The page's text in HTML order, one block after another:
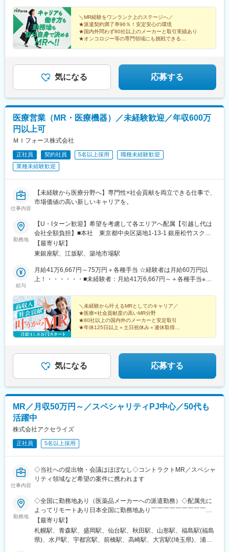
州：福岡・大分・宮崎・鹿児島・熊本・佐賀・長崎・沖縄※勤務地
限定～全国転勤（規定あり）の選択可能※配属エリアは希望に応じ
ます。希望範囲外への転勤はありません。※変更の範囲：会社の定
める事業所（リモートワーク含む）
歳（入社4年） 920万円／45歳（入社6年） ※諸手当含む
＼MR経験をワンランク上のステージへ／
★派遣契約満了率96％！安定安心の環境
★国内外問わず80社以上のメーカーと取引実績あり
★オンコロジー等の専門領域にも挑戦できる
気になる 応募する
医療営業（MR・医療機器）／未経験歓迎／年収600万
円以上可
ＭＩフォース株式会社
正社員 契約社員 5名以上採用
職種未経験歓迎
業種未経験歓迎
仕事内容
【未経験から医療分野へ】専門性×社会貢献を両立できる仕事で、
市場価値の高い新しいキャリアを。
勤務地
【U・Iターン歓迎】希望を考慮して各エリアへ配属【引越し代は
会社全額負担】■本社 東京都中央区築地1-13-1 銀座松竹スクエ
ア9F■勤務エリア：（1）北海道：北海道（2）東北：青森・秋
田・岩手・山形・宮城・福島（3）関東：東京・神奈川・千葉・埼
海：愛知・岐阜・三重・静岡（6）北陸：富山・石川・福井（7）
近畿：大阪・京都・滋賀・奈良・和歌山・兵庫（8）中国：岡山・
（10）九州：福岡・大分・宮崎・鹿児島・熊本・佐賀・長崎・沖
縄※勤務地限定～全国転勤（規定あり）の選択可能※配属エリアは
希望を考慮して決定いたします。希望範囲外への転勤はありませ
ん。※変更の範囲：会社の定める事業所（リモートワーク含む）
【最寄り駅】
東銀座駅、江坂駅、築地市場駅
給与
月給41万6,667円～75万円＋各種手当 ☆経験者は月給60万円以
上！・・・・・・■未経験者：月給41万6,667円～＋各種手当※上
過分は別途全額支給いたします。◎手当を含めれば初年度から年
収600万円以上も可能！・・・・・・■経験者：月給60万円～75万
円＋各種手当※上記には固定残業代（11万760円～／30時間分）を
含みます。※超過分は別途全額支給いたします。＜年収例＞◎初年
度年収は700万円以上！◎最大年収900万円以上も目指せる
万円／42歳（入社4年） 920万円／45歳（入社6年） ※諸手当含む
＼未経験から叶えるMRとしてのキャリア／
★医療×社会貢献度の高いMR分野
★80社以上の国内外のメーカーと安定取引
★年休125日以上＋土日祝休み＋連休取得OK
気になる 応募する
MR／月収50万円～／スペシャリティPJ中心／50代も
活躍中
株式会社アクセライズ
正社員 5名以上採用
仕事内容
◇当社への提出物・会議はほぼなし◇コントラクトMR／スペシャ
リティ領域など希望の案件に携われます
勤務地
◇全国に勤務地あり（医薬品メーカーへの派遣勤務）◇配属先に
よってリモートあり日本全国に勤務地あり￣￣￣￣￣￣￣￣￣￣
北海道から沖縄県まで…日本全国に勤務地があります。配属先に
ついては希望を最大限に考慮して決定！U・Iターン就職も大歓迎
です。
【最寄り駅】
札幌駅、青森駅、盛岡駅、仙台駅、秋田駅、山形駅、福島駅(福島
県)、水戸駅、宇都宮駅、前橋駅、高崎駅、大宮駅(埼玉県)、浦和